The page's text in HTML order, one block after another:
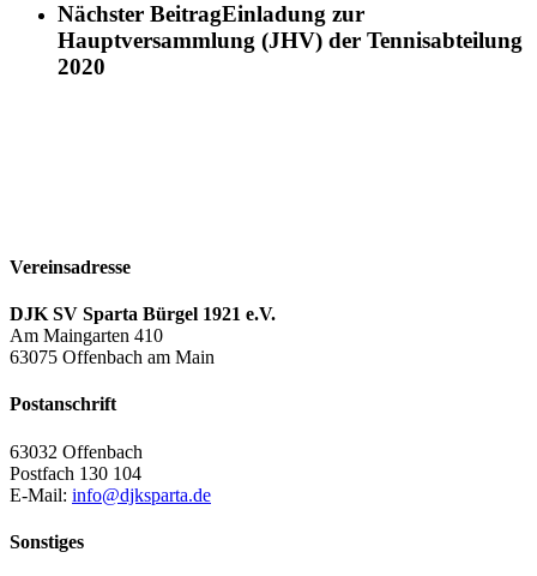
Nächster BeitragEinladung zur
Hauptversammlung (JHV) der Tennisabteilung
2020
Vereinsadresse
DJK SV Sparta Bürgel 1921 e.V.
Am Maingarten 410
63075 Offenbach am Main
Postanschrift
63032 Offenbach
Postfach 130 104
E-Mail: info@djksparta.de
Sonstiges